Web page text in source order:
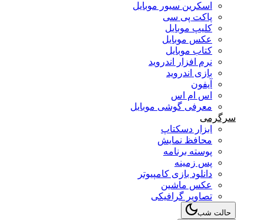
اسکرین سیور موبایل
پاکت پی سی
کلیپ موبایل
عکس موبایل
کتاب موبایل
نرم افزار اندروید
بازی اندروید
آیفون
اس ام اس
معرفی گوشی موبایل
سرگرمی
ابزار دسکتاپ
محافظ نمایش
پوسته برنامه
پس زمینه
دانلود بازی کامپیوتر
عکس ماشین
تصاویر گرافیکی
حالت شب